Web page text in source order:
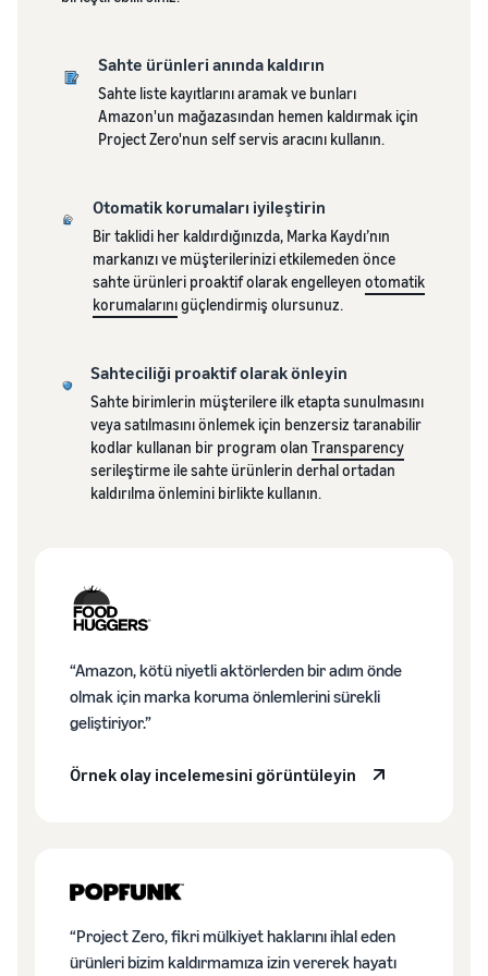
araçlarıyla
yüksek kaliteli,
balık bazlı evcil
hayvan
mamasını yerel
bir fikirden
dönüştürdü.
Gerçek bir
hikaye, gerçek
büyüme.
Sıradaki siz
satın, milyonlarca
müşteriye ulaşın
Uygun FBA ücretleriyle
üzerinden satış yapın
Yeni pazarlara sorunsuz bir
Düşük
fiyatlı
ürünleriniz
için daha
Fiyatı 20 euroya
kadar olan
uygun ürünler
fiyatlı Amazon
Lojistik ürün
tarifelerini
İşinizi otomatikleştirmek ve
keşfedin
Satış programlarını
Marka
tescili
Markanızı
Amazon'a
kaydedin
ve marka
koruma
elde edin
Gelir
hesaplayıcısı
Farklı gönderim
ürünün ücret ve
maliyetlerini
hesaplayın
E-ticaret rehberi
başarı için zorluklar, ipuçları
ve stratejiler
Envanter yönetimini
yönetimi için ipuçları
başlangıcında
Evcil hayvan maması
internetten nasıl
Evcil hayvan maması işinizi
satılır?
İnternetten gıda takviyesi
Kulaklık internetten
nasıl satılır?
müşterilere kulaklık satın
Sahte ürünleri anında kaldırın
Sahte liste kayıtlarını aramak ve bunları
Amazon'un mağazasından hemen kaldırmak için
Project Zero'nun self servis aracını kullanın.
Otomatik korumaları iyileştirin
Bir taklidi her kaldırdığınızda, Marka Kaydı’nın
markanızı ve müşterilerinizi etkilemeden önce
sahte ürünleri proaktif olarak engelleyenotomatik
korumalarınıgüçlendirmiş olursunuz.
Sahteciliği proaktif olarak önleyin
Sahte birimlerin müşterilere ilk etapta sunulmasını
veya satılmasını önlemek için benzersiz taranabilir
kodlar kullanan bir program olan Transparency
serileştirme ile sahte ürünlerin derhal ortadan
kaldırılma önlemini birlikte kullanın.
“Amazon, kötü niyetli aktörlerden bir adım önde
olmak için marka koruma önlemlerini sürekli
geliştiriyor.”
Örnek olay incelemesini görüntüleyin
“Project Zero, fikri mülkiyet haklarını ihlal eden
ürünleri bizim kaldırmamıza izin vererek hayatı